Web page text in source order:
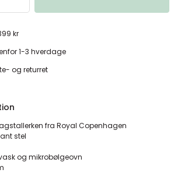
kr
1-3 hverdage
og returret
fra Royal Copenhagen
stel
og mikrobølgeovn